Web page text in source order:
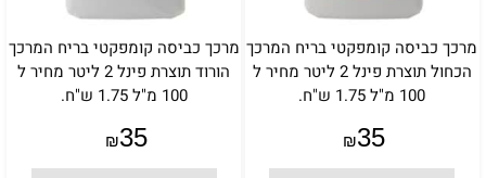
מרכך כביסה קומפקטי בריח המרכך
הכחול תוצרת פינל 2 ליטר מחיר ל
100 מ"ל 1.75 ש"ח.
₪35
מרכך כביסה קומפקטי בריח המרכך
הורוד תוצרת פינל 2 ליטר מחיר ל
100 מ"ל 1.75 ש"ח.
₪35